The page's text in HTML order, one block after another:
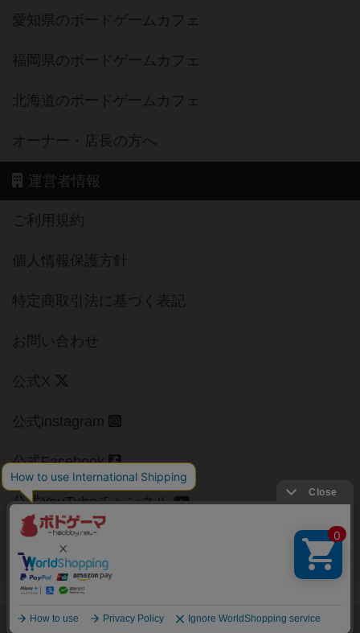
愛知県のボードゲームカフェ
福岡県のボードゲームカフェ
北海道のボードゲームカフェ
オーナー・店長の方へ
運営者情報
ご利用規約
個人情報保護方針
特定商取引法に基づく表記
お問い合わせ
公式X
公式instagram
公式Facebook
公式YouTubeチャンネル